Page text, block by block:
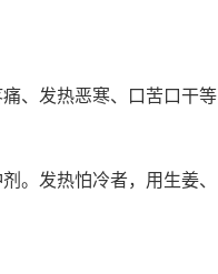
、发热恶寒、口苦口干等
。发热怕冷者，用生姜、